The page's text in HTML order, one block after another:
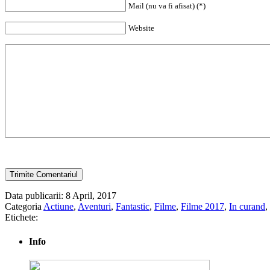
Mail (nu va fi afisat) (*)
Website
Data publicarii: 8 April, 2017
Categoria Actiune, Aventuri, Fantastic, Filme, Filme 2017, In curand,
Etichete:
Info